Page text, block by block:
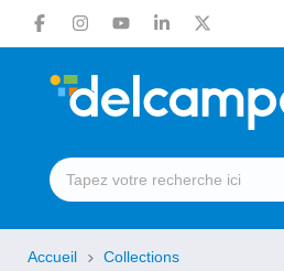
Accueil Collections